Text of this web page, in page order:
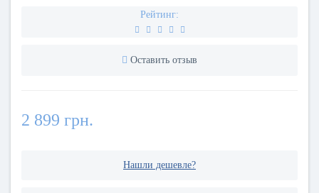
Рейтинг:
Оставить отзыв
2 899 грн.
Нашли дешевле?